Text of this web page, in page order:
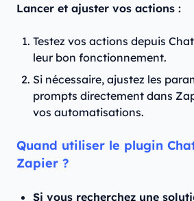
Lancer et ajuster vos actions :
Testez vos actions depuis
leur bon fonctionnement.
Si nécessaire, ajustez les
prompts directement dans
vos automatisations.
Quand utiliser le plugin
Zapier ?
Si vous recherchez une